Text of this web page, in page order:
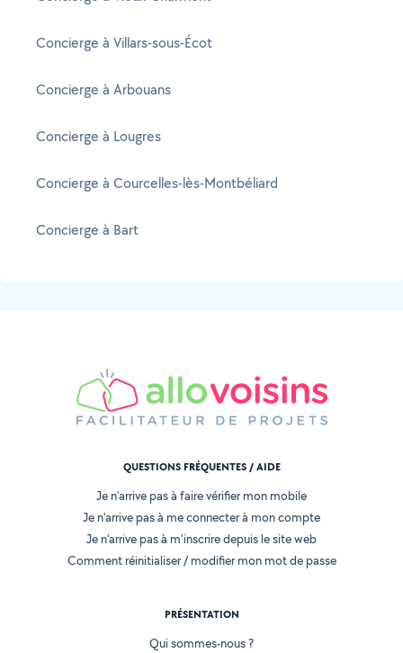
Concierge à Villars-sous-Écot
Concierge à Arbouans
Concierge à Lougres
Concierge à Courcelles-lès-Montbéliard
Concierge à Bart
QUESTIONS FRÉQUENTES / AIDE
Je n'arrive pas à faire vérifier mon mobile
Je n'arrive pas à me connecter à mon compte
Je n'arrive pas à m'inscrire depuis le site web
Comment réinitialiser / modifier mon mot de passe
PRÉSENTATION
Qui sommes-nous ?